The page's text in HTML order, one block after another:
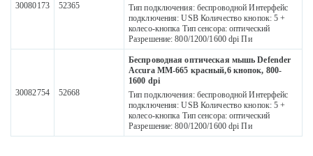
30080173 52365
Тип подключения: беспроводной Интерфейс
подключения: USB Количество кнопок: 5 +
колесо-кнопка Тип сенсора: оптический
Разрешение: 800/1200/1600 dpi Пи
30082754 52668
Беспроводная оптическая мышь Defender
Accura MM-665 красный,6 кнопок, 800-
1600 dpi
Тип подключения: беспроводной Интерфейс
подключения: USB Количество кнопок: 5 +
колесо-кнопка Тип сенсора: оптический
Разрешение: 800/1200/1600 dpi Пи